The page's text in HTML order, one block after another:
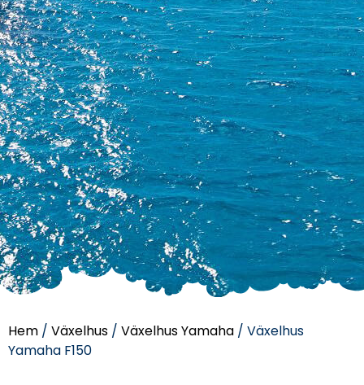
Hem / Växelhus / Växelhus Yamaha / Växelhus
Yamaha F150